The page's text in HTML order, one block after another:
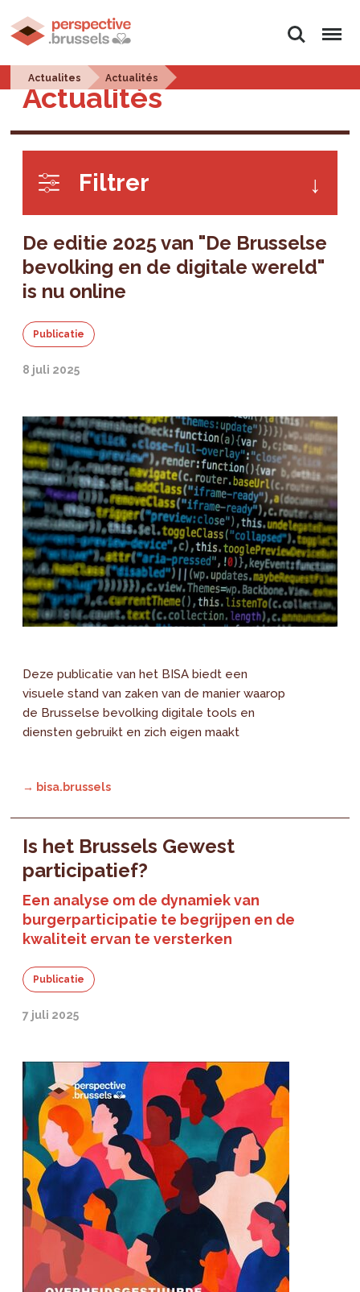
Zoeken Menu
Actualites Actualités
Actualités
Filtrer
De editie 2025 van "De Brusselse
bevolking en de digitale wereld"
is nu online
Publicatie
8 juli 2025
Deze publicatie van het BISA biedt een
visuele stand van zaken van de manier waarop
de Brusselse bevolking digitale tools en
diensten gebruikt en zich eigen maakt
→ bisa.brussels
Is het Brussels Gewest
participatief?
Een analyse om de dynamiek van
burgerparticipatie te begrijpen en de
kwaliteit ervan te versterken
Publicatie
7 juli 2025